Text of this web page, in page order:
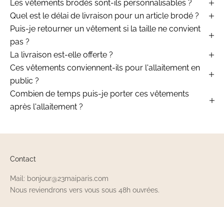
Les vêtements brodés sont-ils personnalisables ?
Quel est le délai de livraison pour un article brodé ?
Puis-je retourner un vêtement si la taille ne convient
pas ?
La livraison est-elle offerte ?
Ces vêtements conviennent-ils pour l'allaitement en
public ?
Combien de temps puis-je porter ces vêtements
après l'allaitement ?
Contact
Mail: bonjour@23maiparis.com
Nous reviendrons vers vous sous 48h ouvrées.